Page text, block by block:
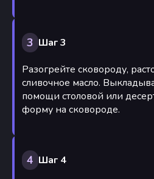
3 Шаг 3
Разогрейте сковороду,
сливочное масло.
помощи столовой или
форму на сковороде.
4 Шаг 4